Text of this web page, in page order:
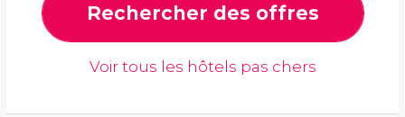
Rechercher des offres
Voir tous les hôtels pas chers